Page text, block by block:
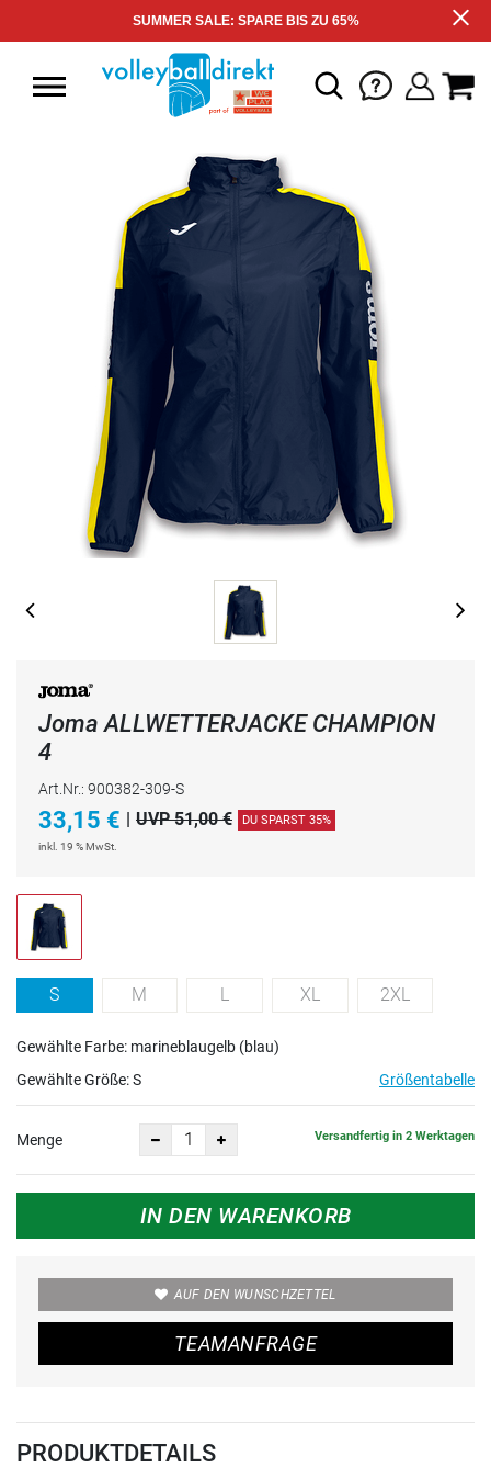
SUMMER SALE: SPARE BIS ZU 65%
Joma ALLWETTERJACKE CHAMPION
4
Art.Nr.: 900382-309-S
33,15 € UVP 51,00 € DU SPARST 35%
inkl. 19 % MwSt.
S M L XL 2XL
Gewählte Farbe: marineblaugelb (blau)
Gewählte Größe:S Größentabelle
Menge Versandfertig in 2 Werktagen
IN DEN WARENKORB
AUF DEN WUNSCHZETTEL
TEAMANFRAGE
PRODUKTDETAILS